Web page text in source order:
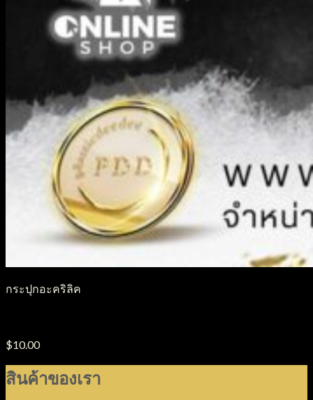
กระปุกอะคริลิค
$10.00
สินค้าของเรา